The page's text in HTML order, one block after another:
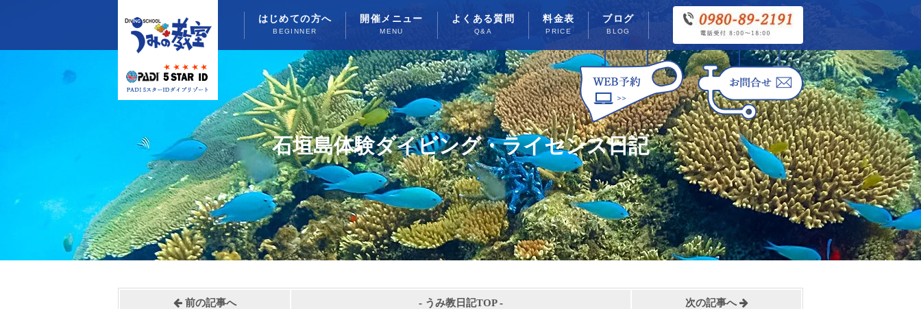
はじめての方へ
BEGINNER
開催メニュー
MENU
よくある質問
Q&A
料金表
PRICE
ブログ
BLOG
石垣島体験ダイビング・ライセンス日記
前の記事へ - うみ教日記TOP- 次の記事へ